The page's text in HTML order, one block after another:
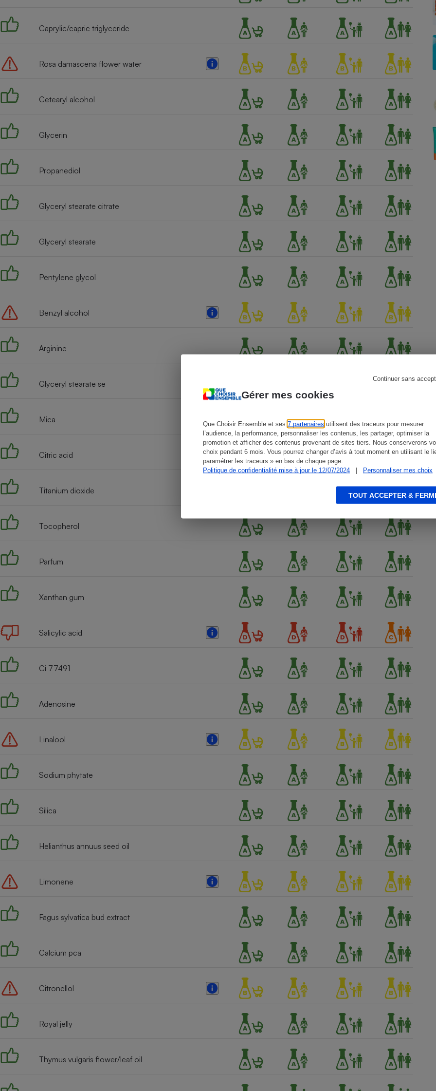
Gérer mes cookies
Que Choisir Ensemble et ses 7 partenaires utilisent des traceurs pour mesurer
l’audience, la performance, personnaliser les contenus, les partager, optimiser la
promotion et afficher des contenus provenant de sites tiers. Nous conserverons
choix pendant 6 mois. Vous pourrez changer d’avis à tout moment en utilisant le
paramétrer les traceurs » en bas de chaque page.
Politique de confidentialité mise à jour le 12/07/2024
| Personnaliser mes choix
Continuer sans
TOUT ACCEPTER &
Caprylic/capric triglyceride
Rosa damascena flower water
Cetearyl alcohol
Glycerin
Propanediol
Glyceryl stearate citrate
Glyceryl stearate
Pentylene glycol
Benzyl alcohol
Arginine
Glyceryl stearate se
Mica
Citric acid
Titanium dioxide
Tocopherol
Parfum
Xanthan gum
Salicylic acid
Ci 77491
Adenosine
Linalool
Sodium phytate
Silica
Helianthus annuus seed oil
Limonene
Fagus sylvatica bud extract
Calcium pca
Citronellol
Royal jelly
Thymus vulgaris flower/leaf oil
Four encastrable
Aspirateur
Réfrigérateur
Appareil photo
Électricité - Gaz
Lessive